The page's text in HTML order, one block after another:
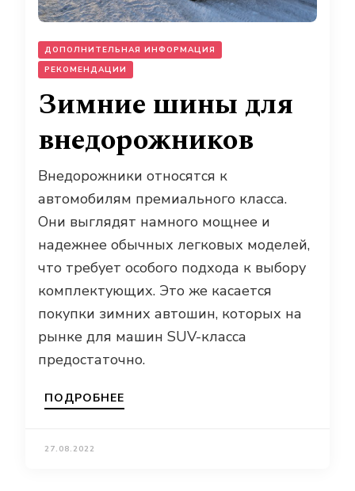
ДОПОЛНИТЕЛЬНАЯ ИНФОРМАЦИЯ
РЕКОМЕНДАЦИИ
Зимние шины для
внедорожников
Внедорожники относятся к
автомобилям премиального класса.
Они выглядят намного мощнее и
надежнее обычных легковых моделей,
что требует особого подхода к выбору
комплектующих. Это же касается
покупки зимних автошин, которых на
рынке для машин SUV-класса
предостаточно.
ПОДРОБНЕЕ
27.08.2022